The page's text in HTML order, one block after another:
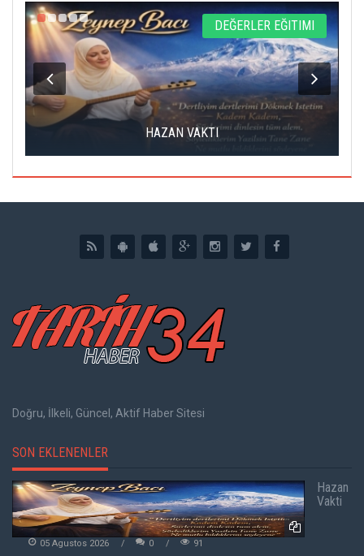
DEĞERLER EĞITIMI
HAZAN VAKTI
Doğru, İlkeli, Güncel, Aktif Haber Sitesi
SON EKLENENLER
Hazan
Vakti
05 Agustos 2026 0 91